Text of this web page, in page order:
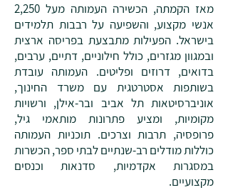
מאז הקמתה, הכשירה העמותה מעל 2,250
אנשי מקצוע, והשפיעה על רבבות תלמידים
בישראל. הפעילות מתבצעת בפריסה ארצית
ובמגוון מגזרים, כולל חילוניים, דתיים, ערבים,
בדואים, דרוזים ופליטים. העמותה עובדת
בשותפות אסטרטגית עם משרד החינוך,
אוניברסיטאות תל אביב ובר-אילן, ורשויות
מקומיות, ומציע פתרונות מותאמי גיל,
פרופסיה, תרבות וצרכים. תוכניות העמותה
כוללות מודלים רב-שנתיים לבתי ספר, הכשרות
במסגרות אקדמיות, סדנאות וכנסים
מקצועיים.